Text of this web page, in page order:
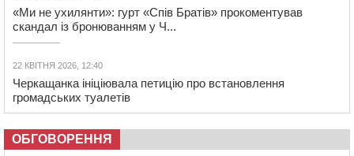
«Ми не ухилянти»: гурт «Спів Братів» прокоментував
скандал із бронюванням у Ч...
22 КВІТНЯ 2026, 12:40
Черкащанка ініціювала петицію про встановлення
громадських туалетів
ОБГОВОРЕННЯ